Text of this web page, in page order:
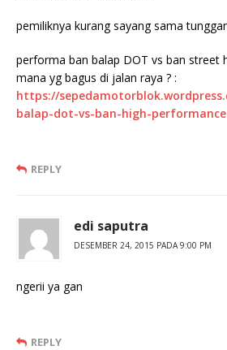
pemiliknya kurang sayang sama
performa ban balap DOT vs ban street
mana yg bagus di jalan raya ? :
https://
balap-dot-vs-ban-high-
REPLY
edi saputra
DESEMBER 24, 2015 PADA 9:00 PM
ngerii ya gan
REPLY